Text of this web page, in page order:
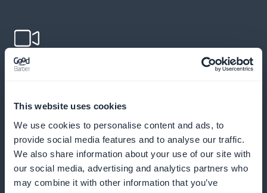
This website uses cookies
We use cookies to personalise content and ads, to
provide social media features and to analyse our traffic.
We also share information about your use of our site with
our social media, advertising and analytics partners who
may combine it with other information that you’ve
Lisää videoita tärkeimpien historiallisten
asiantuntijahaastatteluja ja yksityiskohtaisia
selityksiä